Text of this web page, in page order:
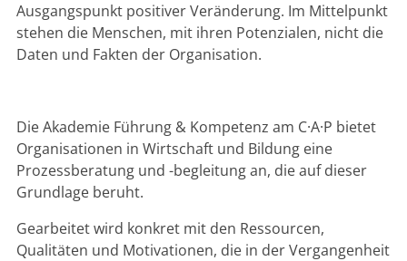
Ausgangspunkt positiver Veränderung. Im Mittelpunkt
stehen die Menschen, mit ihren Potenzialen, nicht die
Daten und Fakten der Organisation.
Die Akademie Führung & Kompetenz am C·A·P bietet
Organisationen in Wirtschaft und Bildung eine
Prozessberatung und -begleitung an, die auf dieser
Grundlage beruht.
Gearbeitet wird konkret mit den Ressourcen,
Qualitäten und Motivationen, die in der Vergangenheit